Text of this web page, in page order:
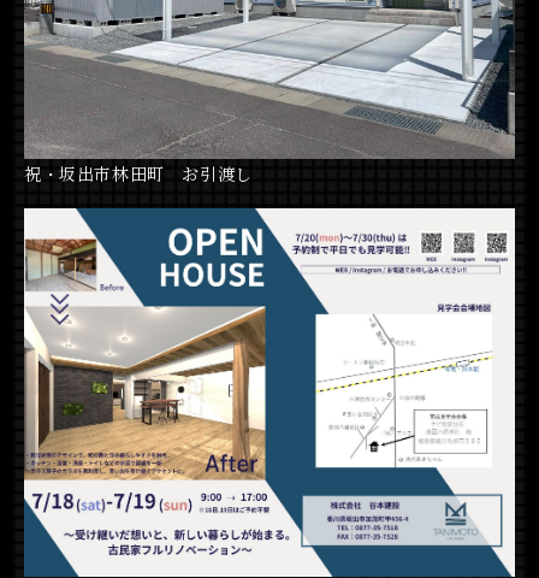
祝・坂出市林田町 お引渡し